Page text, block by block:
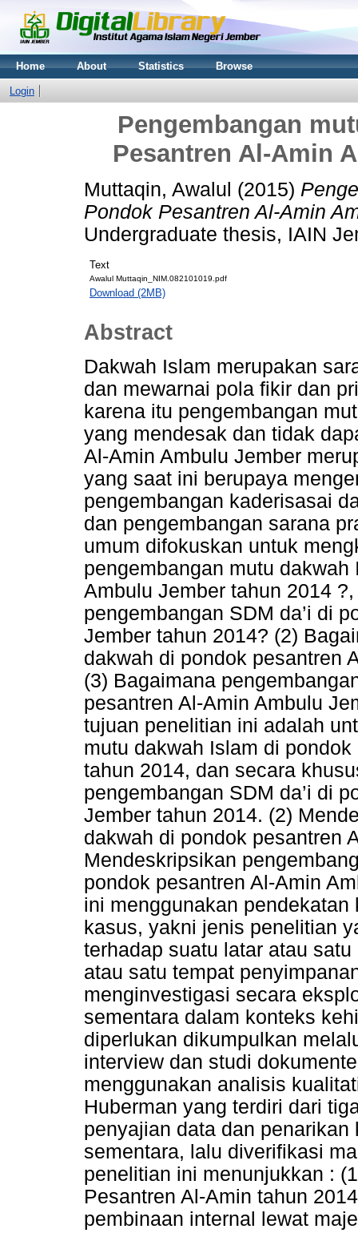
Home About Statistics Browse
Login
Pengembangan
Pesantren Al-Amin
Muttaqin, Awalul (2015)
Pondok Pesantren Al-Amin
Undergraduate thesis, IAIN
Text
Awalul Muttaqin_NIM.082101019.pdf
Download (2MB)
Abstract
Dakwah Islam merupakan
dan mewarnai pola fikir dan
karena itu pengembangan
yang mendesak dan tidak
Al-Amin Ambulu Jember
yang saat ini berupaya
pengembangan kaderisasai
dan pengembangan sarana
umum difokuskan untuk
pengembangan mutu
Ambulu Jember tahun 2014
pengembangan SDM da’i di
Jember tahun 2014? (2)
dakwah di pondok pesantren
(3) Bagaimana
pesantren Al-Amin Ambulu
tujuan penelitian ini adalah
mutu dakwah Islam di
tahun 2014, dan secara
pengembangan SDM da’i di
Jember tahun 2014. (2)
dakwah di pondok pesantren
Mendeskripsikan
pondok pesantren Al-Amin
ini menggunakan
kasus, yakni jenis penelitian
terhadap suatu latar atau
atau satu tempat
menginvestigasi secara
sementara dalam konteks
diperlukan dikumpulkan
interview dan studi
menggunakan analisis
Huberman yang terdiri dari
penyajian data dan
sementara, lalu diverifikasi
penelitian ini menunjukkan :
Pesantren Al-Amin tahun
pembinaan internal lewat